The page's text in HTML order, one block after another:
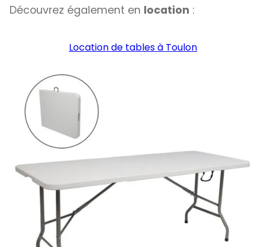
Découvrez également en location :
Location de tables à Toulon